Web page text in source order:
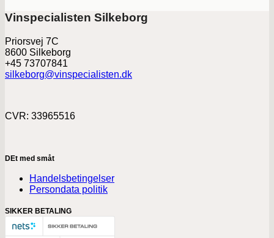
Vinspecialisten Silkeborg
Priorsvej 7C
8600 Silkeborg
+45 73707841
silkeborg@vinspecialisten.dk
CVR: 33965516
DEt med småt
Handelsbetingelser
Persondata politik
SIKKER BETALING